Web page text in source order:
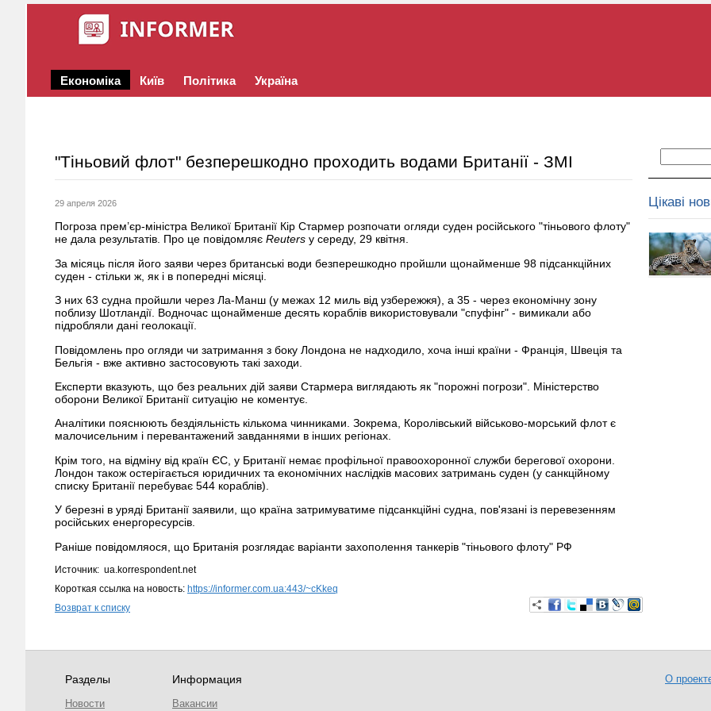
Економіка Київ Політика Україна
"Тіньовий флот" безперешкодно проходить водами Британії - ЗМІ
29 апреля 2026
Погроза прем’єр-міністра Великої Британії Кір Стармер розпочати огляди суден російського "тіньового флоту"
не дала результатів. Про це повідомляє Reuters у середу, 29 квітня.
За місяць після його заяви через британські води безперешкодно пройшли щонайменше 98 підсанкційних
суден - стільки ж, як і в попередні місяці.
З них 63 судна пройшли через Ла-Манш (у межах 12 миль від узбережжя), а 35 - через економічну зону
поблизу Шотландії. Водночас щонайменше десять кораблів використовували "спуфінг" - вимикали або
підробляли дані геолокації.
Повідомлень про огляди чи затримання з боку Лондона не надходило, хоча інші країни - Франція, Швеція та
Бельгія - вже активно застосовують такі заходи.
Експерти вказують, що без реальних дій заяви Стармера виглядають як "порожні погрози". Міністерство
оборони Великої Британії ситуацію не коментує.
Аналітики пояснюють бездіяльність кількома чинниками. Зокрема, Королівський військово-морський флот є
малочисельним і перевантажений завданнями в інших регіонах.
Крім того, на відміну від країн ЄС, у Британії немає профільної правоохоронної служби берегової охорони.
Лондон також остерігається юридичних та економічних наслідків масових затримань суден (у санкційному
списку Британії перебуває 544 кораблів).
У березні в уряді Британії заявили, що країна затримуватиме підсанкційні судна, пов'язані із перевезенням
російських енергоресурсів.
Раніше повідомляося, що Британія розглядає варіанти захополення танкерів "тіньового флоту" РФ
Источник: ua.korrespondent.net
Короткая ссылка на новость: https://informer.com.ua:443/~cKkeq
Возврат к списку
Цікаві
Разделы
Новости
Информация
Вакансии
О